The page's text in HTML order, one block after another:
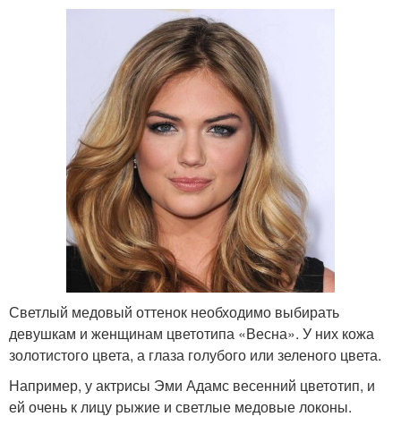
Светлый медовый оттенок необходимо выбирать
девушкам и женщинам цветотипа «Весна». У них кожа
золотистого цвета, а глаза голубого или зеленого цвета.
Например, у актрисы Эми Адамс весенний цветотип, и
ей очень к лицу рыжие и светлые медовые локоны.